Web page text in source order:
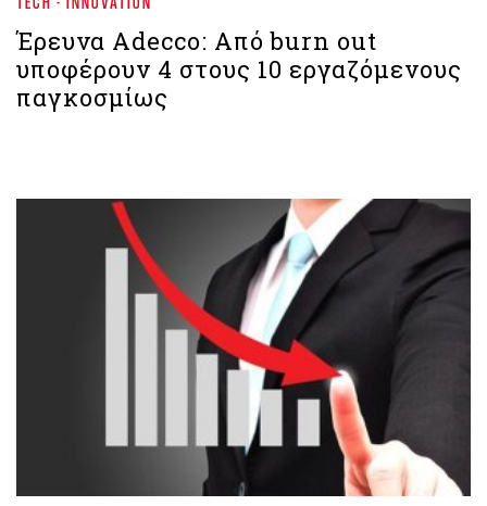
Έρευνα Adecco: Από burn out
υποφέρουν 4 στους 10 εργαζόμενους
παγκοσμίως